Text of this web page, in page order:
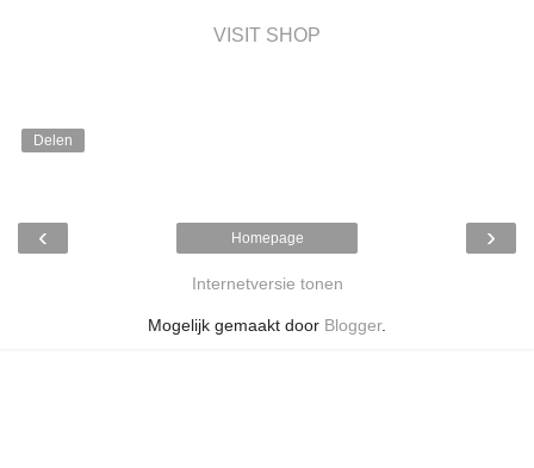
VISIT SHOP
Delen
‹ ›
Homepage
Internetversie tonen
Mogelijk gemaakt door Blogger.